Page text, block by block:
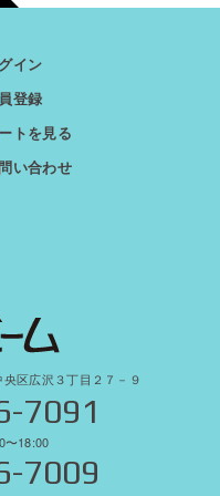
イン
登録
トを見る
い合わせ
区広沢３丁目２７－９
7091
〜18:00
7009